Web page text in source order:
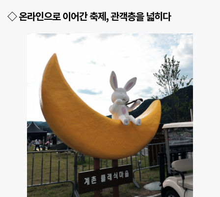
◇ 온라인으로 이어간 축제, 관객층을 넓히다